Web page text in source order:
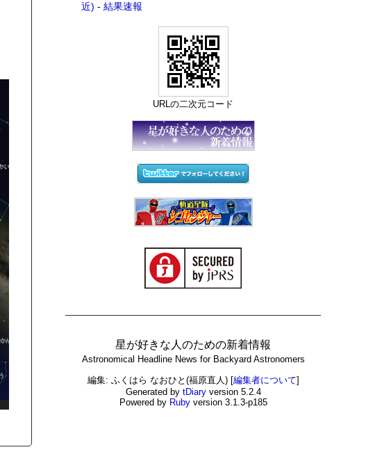
近) -結果速報
URLの二次元コード
星が好きな人のための新着情報
Astronomical Headline News for Backyard Astronomers
編集: ふくはら なおひと(福原直人) [編集者について]
Generated by tDiaryversion 5.2.4
Powered by Rubyversion 3.1.3-p185